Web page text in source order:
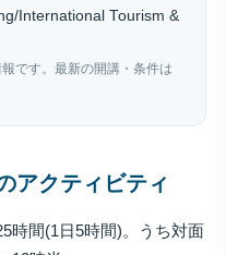
International Tourism &
です。最新の開講・条件は
アクティビティ
時間(1日5時間)。うち対面